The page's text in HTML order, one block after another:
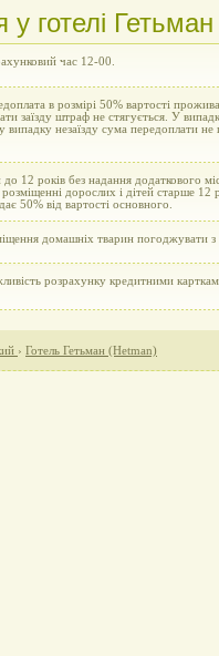
готелі
час 12-00.
в розмірі 50% вартості
заїзду штраф не стягується. У
випадку незаїзду сума передоплати не
до 12 років без надання додаткового
дорослих і дітей старше 12
50% від вартості основного.
домашніх тварин погоджувати з
розрахунку кредитними
› Готель Гетьман (Hetman)